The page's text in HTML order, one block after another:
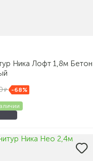
Ника Лофт 1,8м Бетон
-68%